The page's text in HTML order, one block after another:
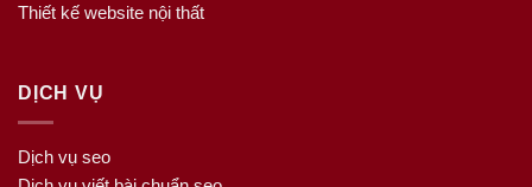
Thiết kế website nội thất
DỊCH VỤ
Dịch vụ seo